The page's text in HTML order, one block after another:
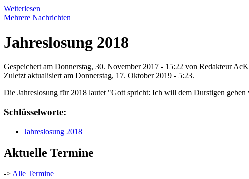
Weiterlesen
Mehrere Nachrichten
Jahreslosung 2018
Gespeichert am Donnerstag, 30. November 2017 - 15:22 von Redakteur
Zuletzt aktualisiert am Donnerstag, 17. Oktober 2019 - 5:23.
Die Jahreslosung für 2018 lautet "Gott spricht: Ich will dem Durstigen
Schlüsselworte:
Jahreslosung 2018
Aktuelle Termine
->Alle Termine